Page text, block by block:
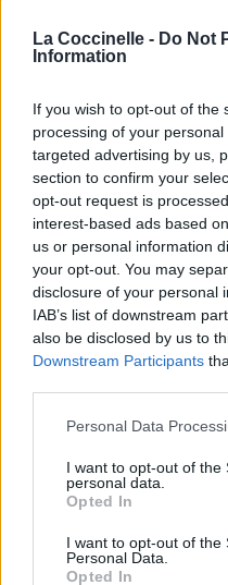
La Coccinelle - Do Not
Information
If you wish to opt-out of the
processing of your
targeted advertising by us,
section to confirm your
opt-out request is
interest-based ads based
us or personal information
your opt-out. You may
disclosure of your personal
IAB’s list of downstream
also be disclosed by us to
Downstream Participants
Personal Data
I want to opt-out of the
personal data.
Opted In
I want to opt-out of the
Personal Data.
Opted In
KCheu
7h17.
Chanteurs
Albums :
Paroles + Traduction
Commentaires